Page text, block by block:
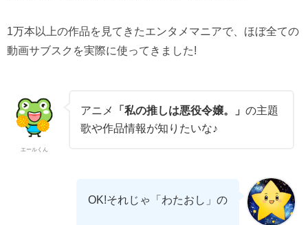
1万本以上の作品を見てきたエンタメマニアで、ほぼ全ての
動画サブスクを実際に使ってきました!
エールくん
アニメ 「私の推しは悪役令嬢。」 の主題
歌や作品情報が知りたいな♪
OK!それじゃ「わたおし」の